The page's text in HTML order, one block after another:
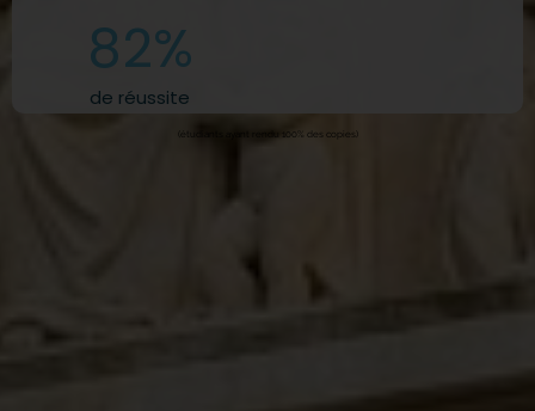
de réussite
82%
(étudiants ayant rendu 100% des copies)